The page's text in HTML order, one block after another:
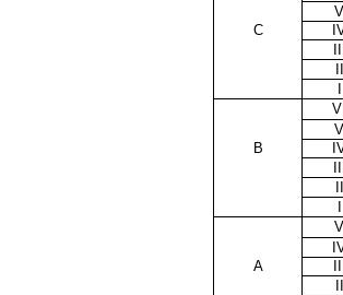
V
C
II
I
V
B
II
I
V
A
II